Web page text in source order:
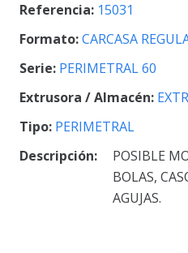
Referencia: 15031
Formato:CARCASA
Serie: PERIMETRAL 60
Extrusora / Almacén:
Tipo: PERIMETRAL
Descripción:
POSIBLE
BOLAS,
AGUJAS.